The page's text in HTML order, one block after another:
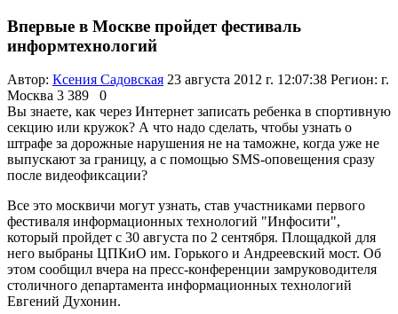
Впервые в Москве пройдет фестиваль
информтехнологий
Автор: Ксения Садовская 23 августа 2012 г. 12:07:38 Регион: г.
Москва 3 389 0
Вы знаете, как через Интернет записать ребенка в спортивную
секцию или кружок? А что надо сделать, чтобы узнать о
штрафе за дорожные нарушения не на таможне, когда уже не
выпускают за границу, а с помощью SMS-оповещения сразу
после видеофиксации?
Все это москвичи могут узнать, став участниками первого
фестиваля информационных технологий "Инфосити",
который пройдет с 30 августа по 2 сентября. Площадкой для
него выбраны ЦПКиО им. Горького и Андреевский мост. Об
этом сообщил вчера на пресс-конференции замруководителя
столичного департамента информационных технологий
Евгений Духонин.